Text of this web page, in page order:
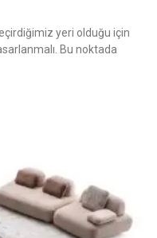
yeri olduğu için
Bu noktada